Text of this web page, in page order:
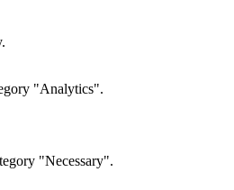
"Analytics".
"Necessary".